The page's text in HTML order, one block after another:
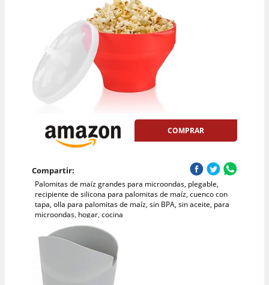
COMPRAR
Compartir:
Palomitas de maíz grandes para microondas, plegable,
recipiente de silicona para palomitas de maíz, cuenco con
tapa, olla para palomitas de maíz, sin BPA, sin aceite, para
microondas, hogar, cocina